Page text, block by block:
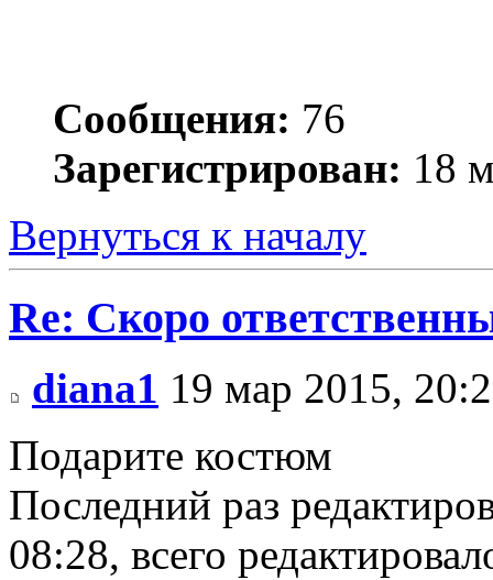
Сообщения: 76
Зарегистрирован: 18
Вернуться к началу
Re: Скоро
diana1 19 мар 2015,
Подарите костюм
Последний раз
08:28, всего